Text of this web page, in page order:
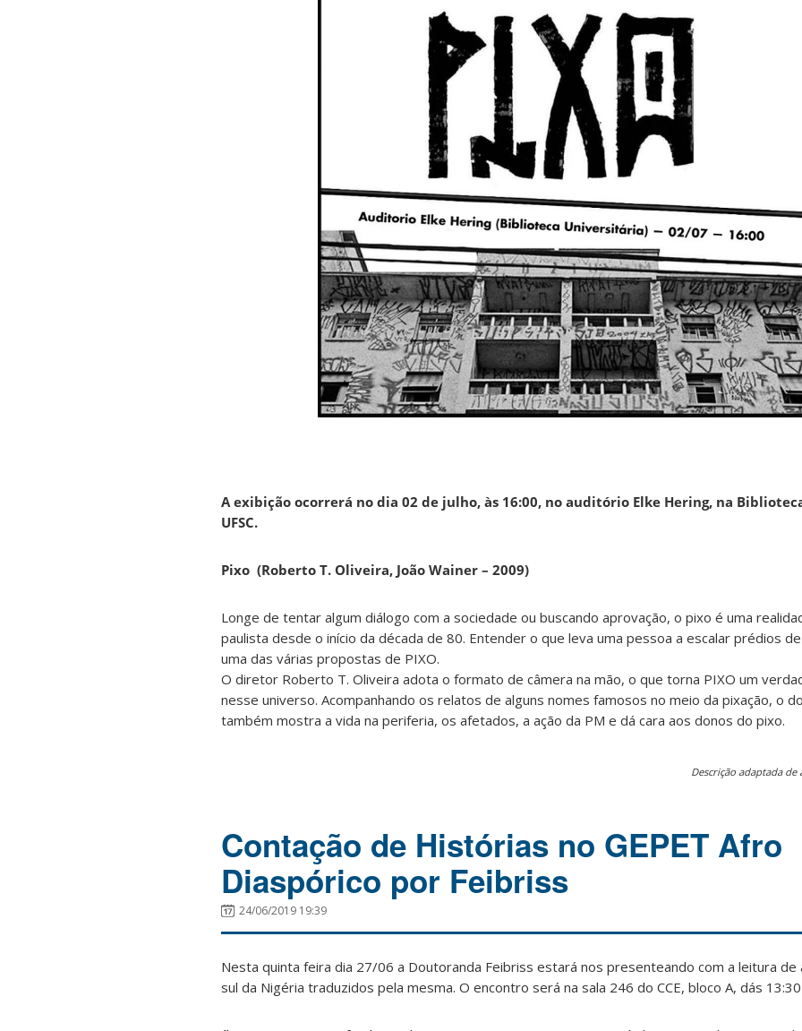
A exibição ocorrerá no dia 02 de julho, às 16:00, no auditório Elke Hering, na
UFSC.
Pixo (Roberto T. Oliveira, João Wainer – 2009)
Longe de tentar algum diálogo com a sociedade ou buscando aprovação, o pixo é uma
paulista desde o início da década de 80. Entender o que leva uma pessoa a escalar prédios
uma das várias propostas de PIXO.
O diretor Roberto T. Oliveira adota o formato de câmera na mão, o que torna PIXO um
nesse universo. Acompanhando os relatos de alguns nomes famosos no meio da pixação, o
também mostra a vida na periferia, os afetados, a ação da PM e dá cara aos donos do pixo.
Descrição adaptada
Contação de Histórias no GEPET Afro
Diaspórico por Feibriss
24/06/2019 19:39
Nesta quinta feira dia 27/06 a Doutoranda Feibriss estará nos presenteando com a leitura de
sul da Nigéria traduzidos pela mesma. O encontro será na sala 246 do CCE, bloco A, dás